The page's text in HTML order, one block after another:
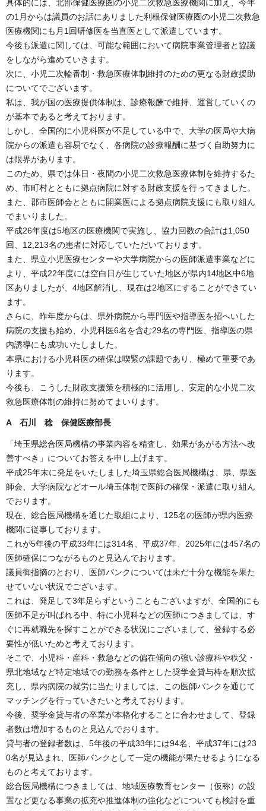
具体的には、北部保健医療圏の小児二次救急医療機関に加え、今年
の1月からは議員のお話にありました利根保健医療圏の小児二次救急
医療機関にも月1回研修医を当直医として派遣しています。
今後も派遣に関しては、可能な範囲において病院事業管理者と協議
をしながら進めていきます。
次に、小児二次輪番制・救急医療体制維持のための更なる財政援助
についてでございます。
私は、我が国の医療提供体制は、診療報酬で維持、運営していくの
が基本であると考えております。
しかし、全国的に小児科医が不足している中で、大学の医局や大病
院からの派遣も容易でなく、各病院の診療報酬に基づく自助努力に
は限界があります。
このため、県では休日・夜間の小児二次救急医療体制を維持するた
め、市町村とともに拠点病院に対する財政支援を行ってきました。
また、郡市医師会とともに開業医による拠点病院支援にも取り組ん
でまいりました。
平成26年度は5地区の医療機関で実施し、協力回数の合計は1,050
回、12,213名の患者に対応していただいております。
また、県立小児医療センターや大学病院からの医師派遣事業などに
より、平成22年度には空白日が生じていた地区が県内14地区中6地
区ありましたが、4地区解消し、現在は2地区にすることができてい
ます。
さらに、昨年度からは、県外病院から専門医や指導医を招へいした
病院の支援も始め、小児科医6名を含む29名の専門医、指導医の県
内誘導にも成功いたしました。
本県における小児科医の確保は喫緊の課題であり、極めて重要であ
ります。
今後も、こうした財政支援策を積極的に活用し、安定的な小児二次
救急医療体制の維持に努めてまいります。
A 石川 稔 保健医療部長
「埼玉県総合医局機構の事業内容を精査し、効果があがる方法へ改
善すべき」についてお答えを申し上げます。
平成25年末に発足をいたしました埼玉県総合医局機構は、県、県医
師会、大学病院などオール埼玉体制で医師の確保・派遣に取り組ん
でおります。
現在、総合医局機構を通じた取組により、125名の医師が県内医療
機関に従事しております。
これが5年後の平成33年には314名、平成37年、2025年には457名の
医師確保につながるものと見込んでおります。
議員御指摘のとおり、医師バンクについては未だ十分な機能を果た
せていない状況でございます。
これは、発足して3年足らずということもございますが、全国的にも
医師不足が叫ばれる中、特に小児科などの医師につきましては、す
ぐに再就職先を探すことができる状況にございまして、登録する必
要性が低いためと考えております。
そこで、小児科・産科・救急などの偏在傾向の強い診療科や秩父・
県北地域など特定地域での勤務を条件とした奨学金貸与枠を順次拡
充し、県内病院の就労に当たりましては、この医師バンクを通じて
マッチングを行っていきたいと考えております。
今後、奨学金貸与者の卒業が本格化することに合わせまして、登録
者数は増加するものと見込んでおります。
貸与者の登録者数は、5年後の平成33年には94名、平成37年には23
0名が見込まれ、医師バンクとして一定の機能が果たせるようになる
ものと考えております。
総合医局機構につきましては、地域医療教育センター（仮称）の設
置など更なる事業の拡充や推進体制の強化などについても検討を重